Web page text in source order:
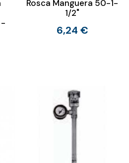
-
Rosca Manguera 50-1-
1/2"
6,24 €